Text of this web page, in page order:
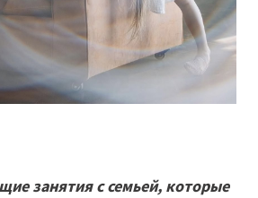
занятия с семьей, которые